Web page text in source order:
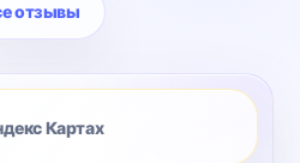
отзывы
Картах